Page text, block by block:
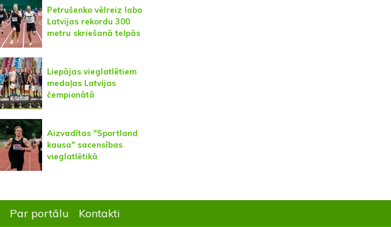
Petrušenko vēlreiz labo
Latvijas rekordu 300
metru skriešanā telpās
Liepājas vieglatlētiem
medaļas Latvijas
čempionātā
Aizvadītas "Sportland
kausa" sacensības
vieglatlētikā
Par portālu Kontakti